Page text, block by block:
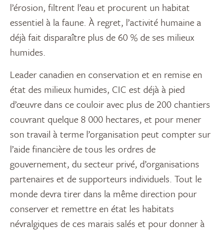
l’érosion, filtrent l’eau et procurent un habitat
essentiel à la faune. À regret, l’activité humaine a
déjà fait disparaître plus de 60 % de ses milieux
humides.
Leader canadien en conservation et en remise en
état des milieux humides, CIC est déjà à pied
d’œuvre dans ce couloir avec plus de 200 chantiers
couvrant quelque 8 000 hectares, et pour mener
son travail à terme l’organisation peut compter sur
l’aide financière de tous les ordres de
gouvernement, du secteur privé, d’organisations
partenaires et de supporteurs individuels. Tout le
monde devra tirer dans la même direction pour
conserver et remettre en état les habitats
névralgiques de ces marais salés et pour donner à